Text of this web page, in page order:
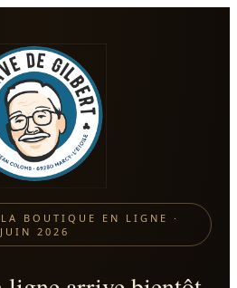
BOUTIQUE EN LIGNE ·
JUIN 2026